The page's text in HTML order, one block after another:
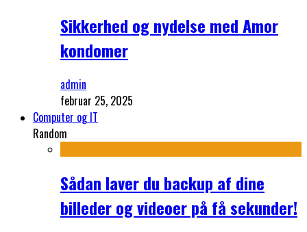
Sikkerhed og nydelse med Amor
kondomer
admin
februar 25, 2025
Computer og IT
Random
Sådan laver du backup af dine
billeder og videoer på få sekunder!